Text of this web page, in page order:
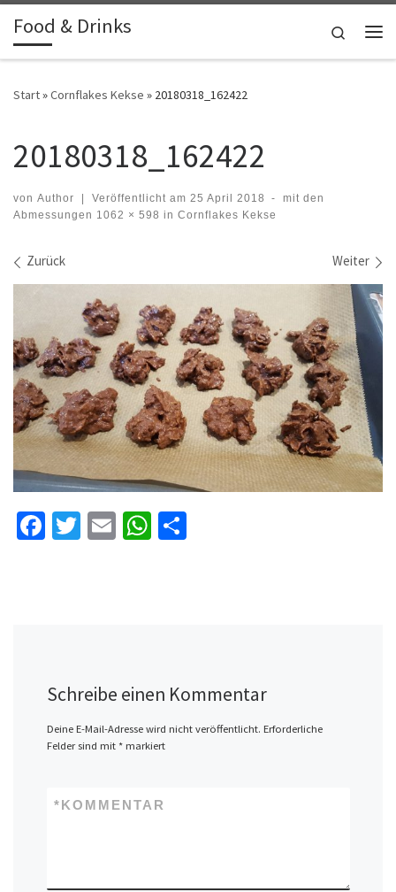
Zum Inhalt springen
Food & Drinks
Search
Start»Cornflakes Kekse » 20180318_162422
20180318_162422
von Author | Veröffentlicht am 25 April 2018 -
mit den
Abmessungen 1062 × 598 in Cornflakes Kekse
Bilder Navigation
Zurück Weiter
Fa T
E
W
Schreibe einen Kommentar
Deine E-Mail-Adresse wird nicht veröffentlicht. Erforderliche
Felder sind mit *markiert
KOMMENTAR
*